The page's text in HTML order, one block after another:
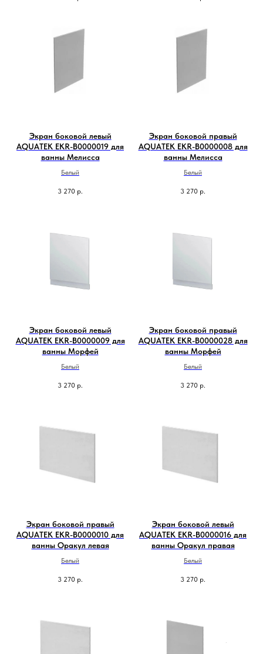
Экран боковой левый
AQUATEK EKR-B0000019 для
ванны Мелисса
Белый
3 270 р.
Экран боковой правый
AQUATEK EKR-B0000008 для
ванны Мелисса
Белый
3 270 р.
Экран боковой левый
AQUATEK EKR-B0000009 для
ванны Морфей
Белый
3 270 р.
Экран боковой правый
AQUATEK EKR-B0000028 для
ванны Морфей
Белый
3 270 р.
Экран боковой правый
AQUATEK EKR-B0000010 для
ванны Оракул левая
Белый
3 270 р.
Экран боковой левый
AQUATEK EKR-B0000016 для
ванны Оракул правая
Белый
3 270 р.